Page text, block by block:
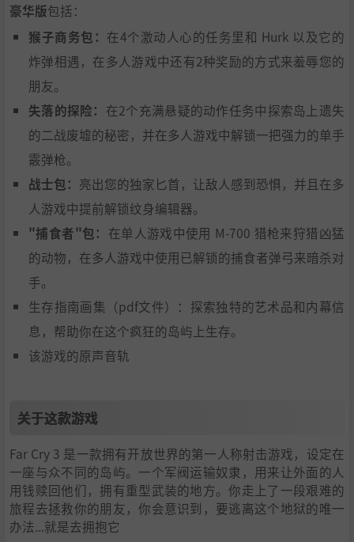
数字豪华版
豪华版包括：
猴子商务包：在4个激动人心的任务里和 Hurk 以及它的
炸弹相遇，在多人游戏中还有2种奖励的方式来羞辱您的
朋友。
失落的探险：
的二战废墟的秘密，并在多人游戏中解锁一把强力的单手
霰弹枪。
战士包：亮出您的独家匕首，让敌人感到恐惧，并且在多
"捕食者"包：
手。
生存指南画集（pdf文件）：探索独特的艺术品和内幕信
息，帮助你在这个疯狂的岛屿上生存。
该游戏的原声音轨
豪华版包括：
猴子商务包： 在4个激动人心的任务里和 Hurk 以及它的
炸弹相遇，在多人游戏中还有2种奖励的方式来羞辱您的
朋友。
失落的探险： 在2个充满悬疑的动作任务中探索岛上遗失
的二战废墟的秘密，并在多人游戏中解锁一把强力的单手
霰弹枪。
战士包： 亮出您的独家匕首，让敌人感到恐惧，并且在多
人游戏中提前解锁纹身编辑器。
"捕食者"包： 在单人游戏中使用 M-700 猎枪来狩猎凶猛
的动物，在多人游戏中使用已解锁的捕食者弹弓来暗杀对
手。
生存指南画集（pdf文件）：探索独特的艺术品和内幕信
息，帮助你在这个疯狂的岛屿上生存。
该游戏的原声音轨
关于这款游戏
Far Cry 3 是一款拥有开放世界的第一人称射击游戏，设定在
一座与众不同的岛屿。一个军阀运输奴隶，用来让外面的人
用钱赎回他们，拥有重型武装的地方。你走上了一段艰难的
旅程去拯救你的朋友，你会意识到，要逃离这个地狱的唯一
办法...就是去拥抱它